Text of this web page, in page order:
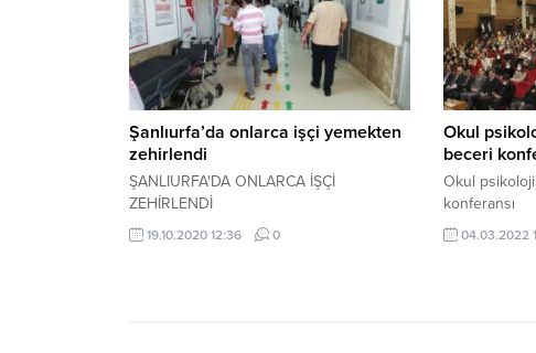
Şanlıurfa’da onlarca işçi yemekten
zehirlendi
ŞANLIURFA'DA ONLARCA İŞÇİ
ZEHİRLENDİ
19.10.2020 12:36 0
Okul
beceri
Okul
konferansı
04.03.2022